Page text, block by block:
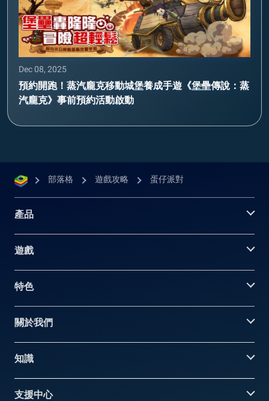
Dec 08, 2025
預約開跑！蒸汽龐克移動城堡養成手遊《堡壘傳說：蒸
汽龐克》事前預約活動啟動
部落格 遊戲攻略 蛋仔派對
產品
遊戲
特色
關於我們
知識
支援中心